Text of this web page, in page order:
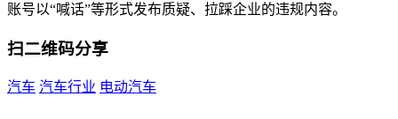
账号以“喊话”等形式发布质疑、拉踩企业的违规内容。
扫二维码分享
汽车 汽车行业 电动汽车